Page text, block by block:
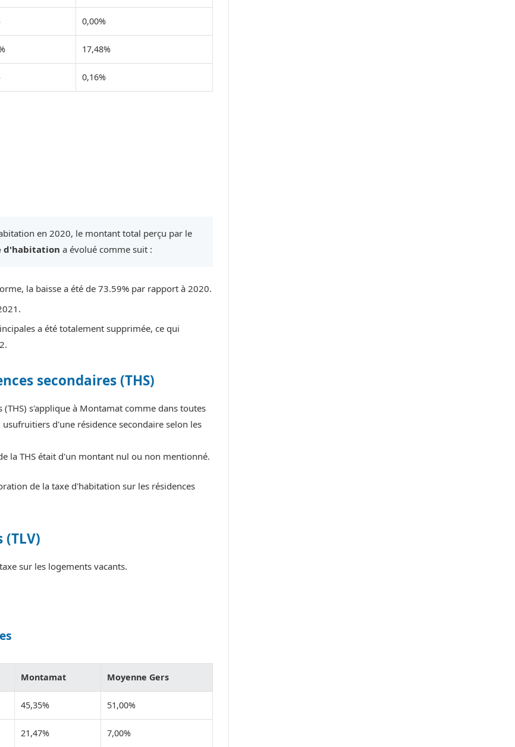
0,00%
17,48%
0,16%
en 2020, le montant total perçu par le
d'habitation a évolué comme suit :
la baisse a été de 73.59% par rapport à 2020.
a été totalement supprimée, ce qui
secondaires (THS)
s'applique à Montamat comme dans toutes
d'une résidence secondaire selon les
la THS était d'un montant nul ou non mentionné.
de la taxe d'habitation sur les résidences
sur les logements vacants.
Montamat Moyenne Gers
45,35% 51,00%
21,47% 7,00%